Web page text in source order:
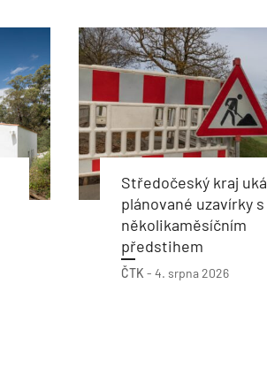
Středočeský kraj
plánované uzavírky s
několikaměsíčním
předstihem
ČTK - 4. srpna 2026